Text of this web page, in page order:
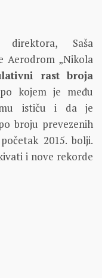
direktora, Saša
Aerodrom „Nikola
rast broja
kojem je među
ističu i da je
broju prevezenih
2015. bolji.
i nove rekorde